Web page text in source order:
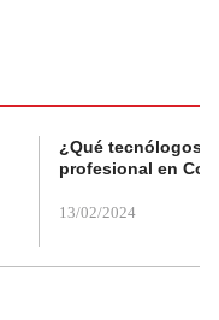
¿Qué tecnólogos
profesional en
13/02/2024